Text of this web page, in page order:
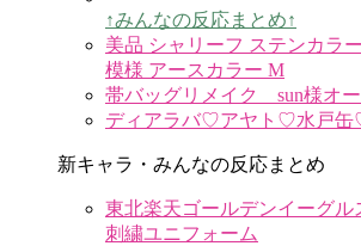
↑みんなの反応まとめ↑
美品 シャリーフ ステンカラ
模様 アースカラー M
帯バッグリメイク sun様オ
ディアラバ♡アヤト♡水戸缶
新キャラ・みんなの反応まとめ
東北楽天ゴールデンイーグ
刺繍ユニフォーム